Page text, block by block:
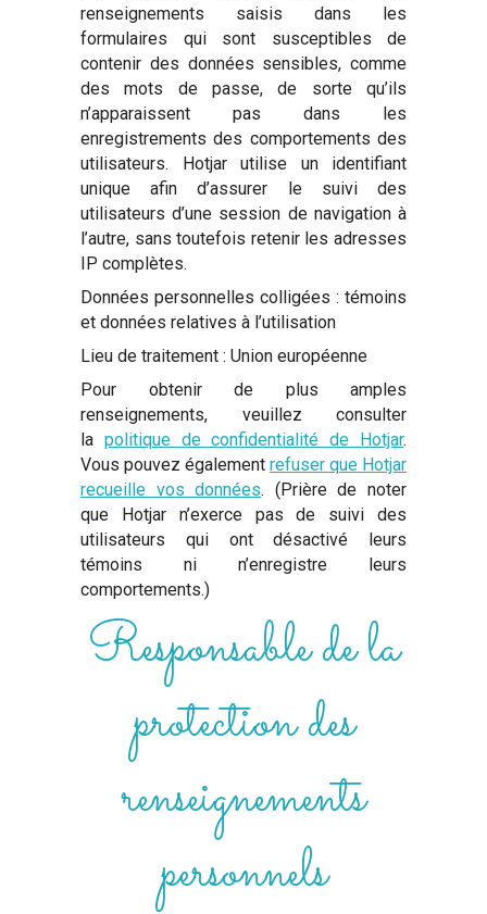
renseignements saisis dans les
formulaires qui sont susceptibles de
contenir des données sensibles, comme
des mots de passe, de sorte qu’ils
n’apparaissent pas dans les
enregistrements des comportements des
utilisateurs. Hotjar utilise un identifiant
unique afin d’assurer le suivi des
utilisateurs d’une session de navigation à
l’autre, sans toutefois retenir les adresses
IP complètes.
Données personnelles colligées : témoins
et données relatives à l’utilisation
Lieu de traitement : Union européenne
Pour obtenir de plus amples
renseignements, veuillez consulter
la politique de confidentialité de Hotjar.
Vous pouvez également refuser que Hotjar
recueille vos données. (Prière de noter
que Hotjar n’exerce pas de suivi des
utilisateurs qui ont désactivé leurs
témoins ni n’enregistre leurs
comportements.)
Responsable de la
protection des
renseignements
personnels